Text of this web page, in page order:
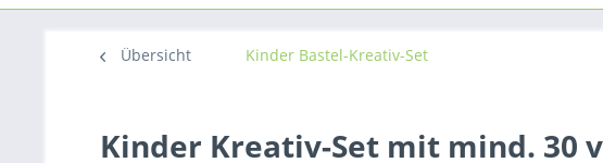
Übersicht Kinder Bastel-Kreativ-Set
Kinder Kreativ-Set mit mind. 30